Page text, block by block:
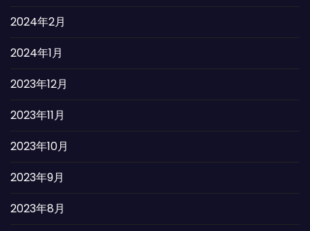
2024年2月
2024年1月
2023年12月
2023年11月
2023年10月
2023年9月
2023年8月